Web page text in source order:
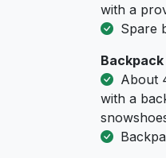
with a
Spare
Backpack
About
with a